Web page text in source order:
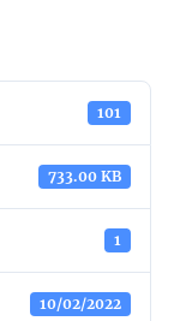
101
733.00 KB
1
10/02/2022